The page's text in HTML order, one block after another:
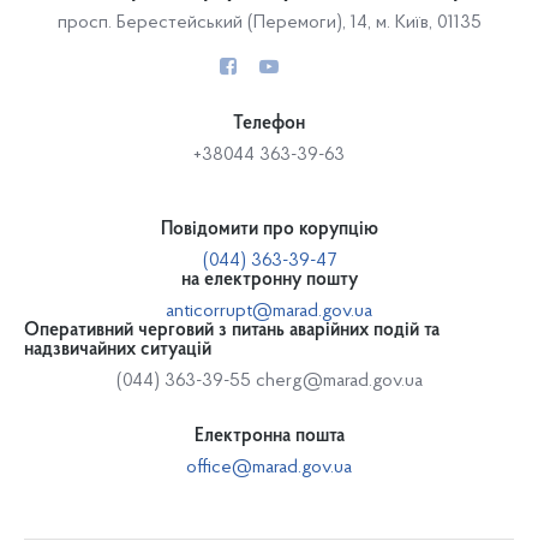
просп. Берестейський (Перемоги), 14, м. Київ, 01135
Телефон
+38044 363-39-63
Повідомити про корупцію
(044) 363-39-47
на електронну пошту
anticorrupt@marad.gov.ua
Оперативний черговий з питань аварійних подій та
надзвичайних ситуацій
(044) 363-39-55 cherg@marad.gov.ua
Електронна пошта
office@marad.gov.ua